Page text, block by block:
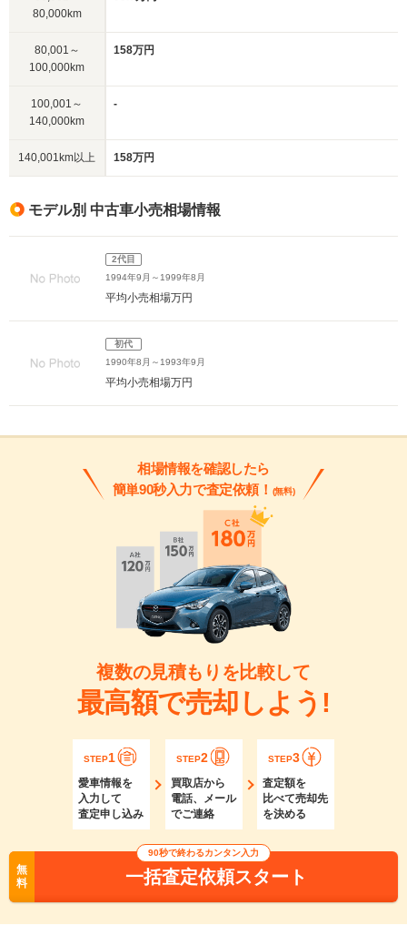
80,000km
80,001～
100,000km
158万円
100,001～
140,000km
-
140,001km以上 158万円
モデル別 中古車小売相場情報
2代目
1994年9月～1999年8月
平均小売相場万円
初代
1990年8月～1993年9月
平均小売相場万円
相場情報を確認したら
簡単90秒入力で査定依頼！ (無料)
複数の見積もりを比較して
最高額で売却しよう!
STEP1
愛車情報を
入力して
査定申し込み
STEP2
買取店から
電話、メール
でご連絡
STEP3
査定額を
比べて売却先
を決める
無
料
90秒で終わるカンタン入力
一括査定依頼スタート